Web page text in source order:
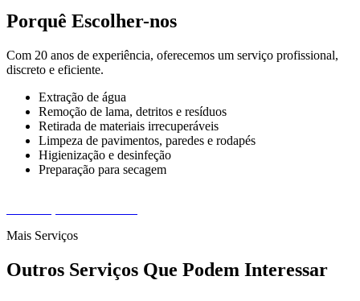
Porquê Escolher-nos
Com 20 anos de experiência, oferecemos um serviço profissional,
discreto e eficiente.
Extração de água
Remoção de lama, detritos e resíduos
Retirada de materiais irrecuperáveis
Limpeza de pavimentos, paredes e rodapés
Higienização e desinfeção
Preparação para secagem
Mais Serviços
Outros Serviços Que Podem Interessar